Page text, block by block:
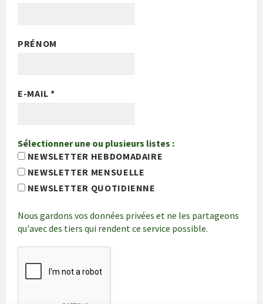
PRÉNOM
E-MAIL*
Sélectionner une ou plusieurs listes :
NEWSLETTER HEBDOMADAIRE
NEWSLETTER MENSUELLE
NEWSLETTER QUOTIDIENNE
Nous gardons vos données privées et ne les partageons
qu'avec des tiers qui rendent ce service possible.